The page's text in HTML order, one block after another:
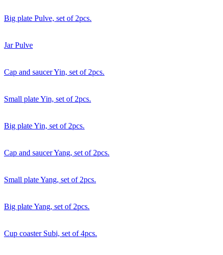
Big plate Pulve, set of 2pcs.
Jar Pulve
Cap and saucer Yin, set of 2pcs.
Small plate Yin, set of 2pcs.
Big plate Yin, set of 2pcs.
Cap and saucer Yang, set of 2pcs.
Small plate Yang, set of 2pcs.
Big plate Yang, set of 2pcs.
Cup coaster Subi, set of 4pcs.